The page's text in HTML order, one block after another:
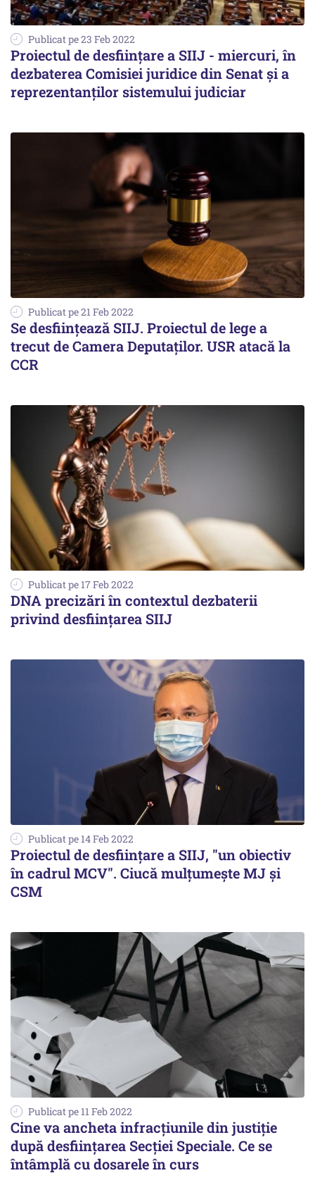
Publicat pe 23 Feb 2022
Proiectul de desfiinţare a SIIJ - miercuri, în
dezbaterea Comisiei juridice din Senat şi a
reprezentanţilor sistemului judiciar
Publicat pe 21 Feb 2022
Se desfiinţează SIIJ. Proiectul de lege a
trecut de Camera Deputaţilor. USR atacă la
CCR
Publicat pe 17 Feb 2022
DNA precizări în contextul dezbaterii
privind desființarea SIIJ
Publicat pe 14 Feb 2022
Proiectul de desființare a SIIJ, "un obiectiv
în cadrul MCV". Ciucă mulțumește MJ și
CSM
Publicat pe 11 Feb 2022
Cine va ancheta infracțiunile din justiție
după desființarea Secției Speciale. Ce se
întâmplă cu dosarele în curs